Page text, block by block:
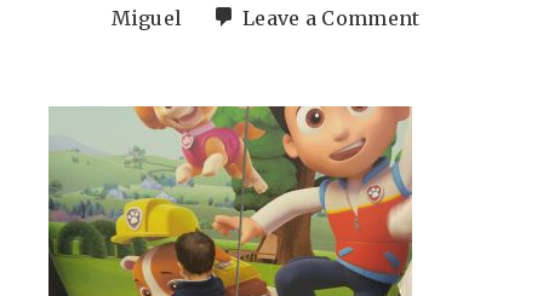
Miguel
Leave a Comment